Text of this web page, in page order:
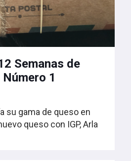
Semanas de
1
su gama de queso en
queso con IGP, Arla